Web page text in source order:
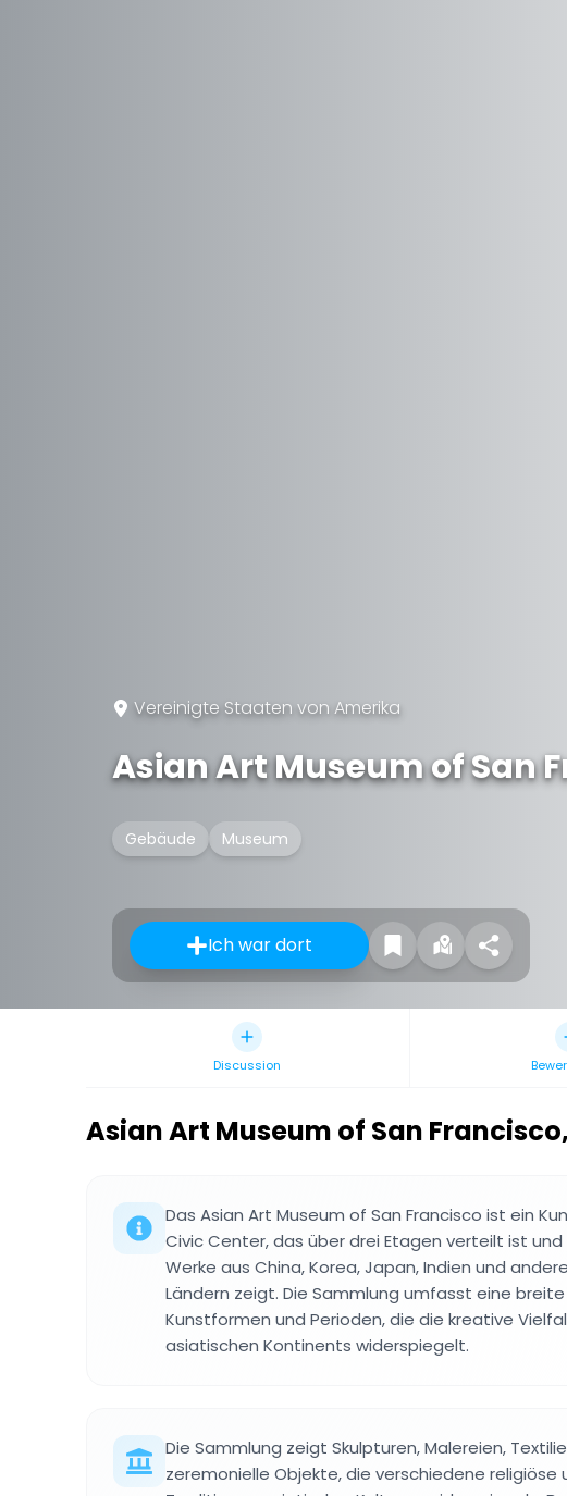
Vereinigte Staaten von Amerika
Asian Art Museum of San
Gebäude Museum
Ich war dort
Discussion
Asian Art Museum of San Francisco,
Das Asian Art Museum of San Francisco ist ein
Civic Center, das über drei Etagen verteilt ist und
Werke aus China, Korea, Japan, Indien und
Ländern zeigt. Die Sammlung umfasst eine
Kunstformen und Perioden, die die kreative
asiatischen Kontinents widerspiegelt.
Die Sammlung zeigt Skulpturen, Malereien,
zeremonielle Objekte, die verschiedene religiöse